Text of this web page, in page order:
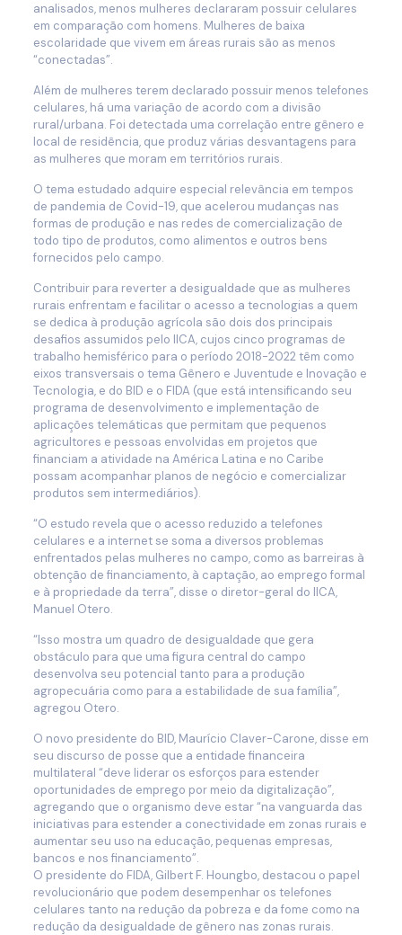
analisados, menos mulheres declararam possuir celulares
em comparação com homens. Mulheres de baixa
escolaridade que vivem em áreas rurais são as menos
“conectadas”.
Além de mulheres terem declarado possuir menos telefones
celulares, há uma variação de acordo com a divisão
rural/urbana. Foi detectada uma correlação entre gênero e
local de residência, que produz várias desvantagens para
as mulheres que moram em territórios rurais.
O tema estudado adquire especial relevância em tempos
de pandemia de Covid-19, que acelerou mudanças nas
formas de produção e nas redes de comercialização de
todo tipo de produtos, como alimentos e outros bens
fornecidos pelo campo.
Contribuir para reverter a desigualdade que as mulheres
rurais enfrentam e facilitar o acesso a tecnologias a quem
se dedica à produção agrícola são dois dos principais
desafios assumidos pelo IICA, cujos cinco programas de
trabalho hemisférico para o período 2018-2022 têm como
eixos transversais o tema Gênero e Juventude e Inovação e
Tecnologia, e do BID e o FIDA (que está intensificando seu
programa de desenvolvimento e implementação de
aplicações telemáticas que permitam que pequenos
agricultores e pessoas envolvidas em projetos que
financiam a atividade na América Latina e no Caribe
possam acompanhar planos de negócio e comercializar
produtos sem intermediários).
“O estudo revela que o acesso reduzido a telefones
celulares e a internet se soma a diversos problemas
enfrentados pelas mulheres no campo, como as barreiras à
obtenção de financiamento, à captação, ao emprego formal
e à propriedade da terra”, disse o diretor-geral do IICA,
Manuel Otero.
“Isso mostra um quadro de desigualdade que gera
obstáculo para que uma figura central do campo
desenvolva seu potencial tanto para a produção
agropecuária como para a estabilidade de sua família”,
agregou Otero.
O novo presidente do BID, Maurício Claver-Carone, disse em
seu discurso de posse que a entidade financeira
multilateral “deve liderar os esforços para estender
oportunidades de emprego por meio da digitalização”,
agregando que o organismo deve estar “na vanguarda das
iniciativas para estender a conectividade em zonas rurais e
aumentar seu uso na educação, pequenas empresas,
bancos e nos financiamento”.
O presidente do FIDA, Gilbert F. Houngbo, destacou o papel
revolucionário que podem desempenhar os telefones
celulares tanto na redução da pobreza e da fome como na
redução da desigualdade de gênero nas zonas rurais.